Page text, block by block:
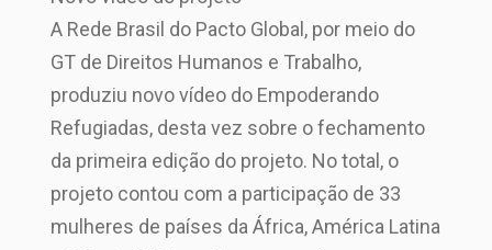
A Rede Brasil do Pacto Global, por meio do
GT de Direitos Humanos e Trabalho,
produziu novo vídeo do Empoderando
Refugiadas, desta vez sobre o fechamento
da primeira edição do projeto. No total, o
projeto contou com a participação de 33
mulheres de países da África, América Latina